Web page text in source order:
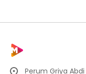
Perum Griya Abdi